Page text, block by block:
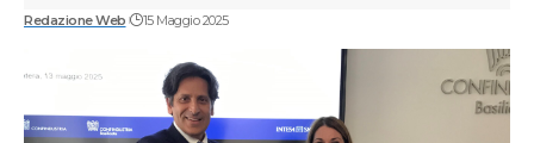
Redazione Web 15 Maggio 2025